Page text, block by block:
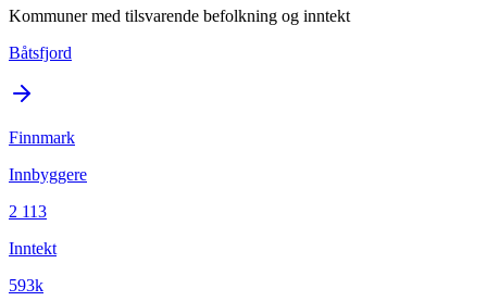
Kommuner med tilsvarende befolkning og inntekt
Båtsfjord
Finnmark
Innbyggere
2 113
Inntekt
593k